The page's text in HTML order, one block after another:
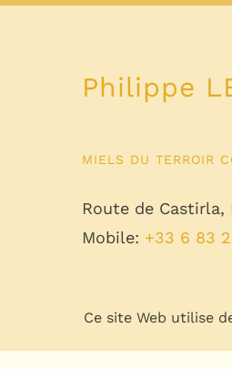
Philippe
MIELS DU TERROIR
Route de
Mobile: +33 6 83
Ce site Web utilise